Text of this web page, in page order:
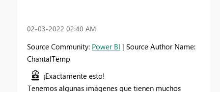
‎02-03-2022 02:40 AM
Source Community: Power BI | Source Author Name:
ChantalTemp
¡Exactamente esto!
Tenemos algunas imágenes que tienen muchos